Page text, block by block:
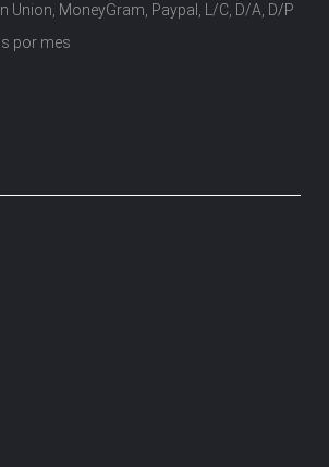
Union, MoneyGram, Paypal, L/C, D/A, D/P
por mes